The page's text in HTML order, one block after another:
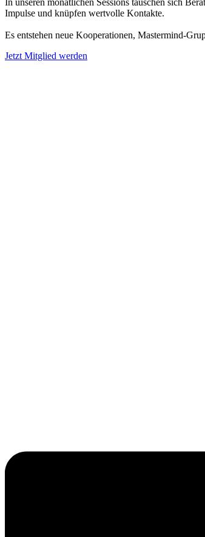
In unseren monatlichen Sessions tauschen sich
Impulse und knüpfen wertvolle Kontakte.
Es entstehen neue Kooperationen, Mastermind-
Jetzt Mitglied werden